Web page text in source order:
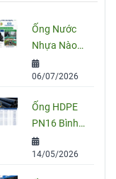
Ống Nước
Nhựa Nào
Tốt Nhất
Hiện Nay?
PVC, PPR
Và HDPE
06/07/2026
Ống HDPE
PN16 Bình
Minh: Quy
Cách, Báo
14/05/2026